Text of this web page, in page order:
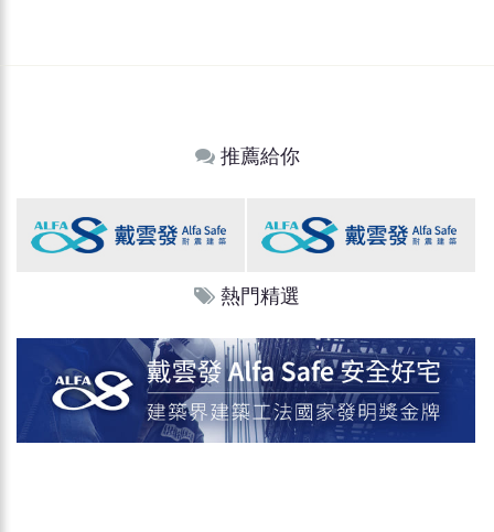
推薦給你
熱門精選